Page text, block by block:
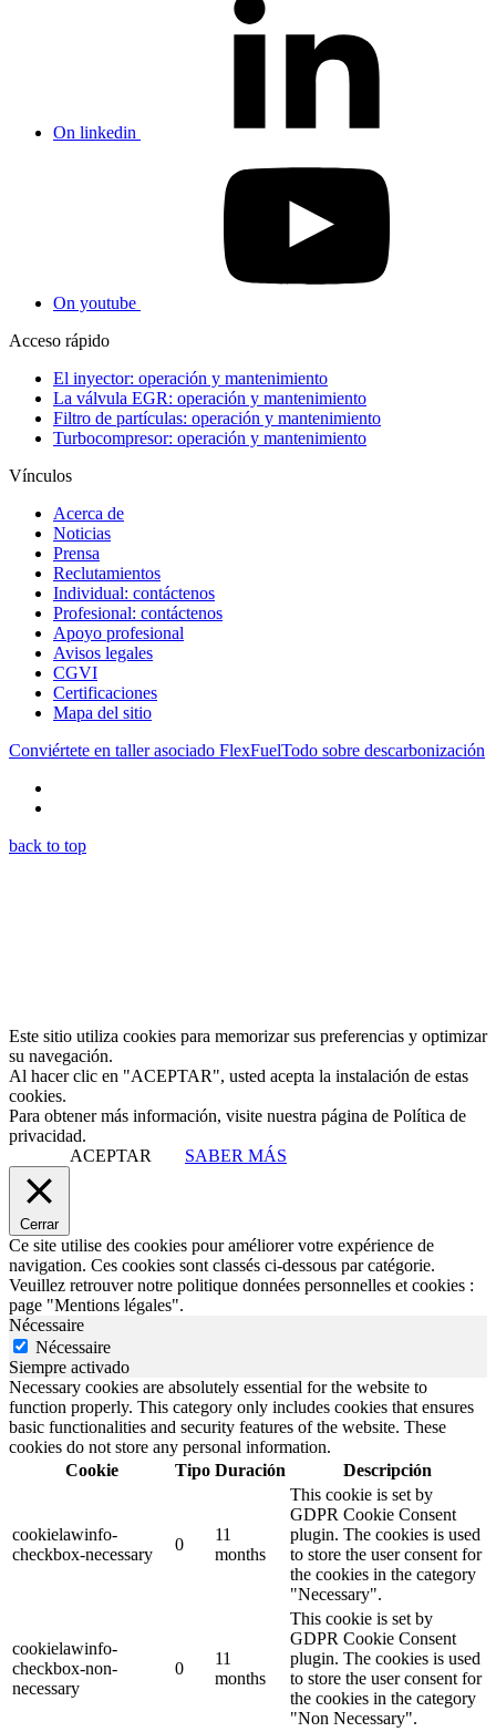
On linkedin
On youtube
Acceso rápido
El inyector: operación y mantenimiento
La válvula EGR: operación y mantenimiento
Filtro de partículas: operación y mantenimiento
Turbocompresor: operación y mantenimiento
Vínculos
Acerca de
Noticias
Prensa
Reclutamientos
Individual: contáctenos
Profesional: contáctenos
Apoyo profesional
Avisos legales
CGVI
Certificaciones
Mapa del sitio
Conviértete en taller asociado FlexFuelTodo sobre descarbonización
back to top
Este sitio utiliza cookies para memorizar sus preferencias y optimizar
su navegación.
Al hacer clic en "ACEPTAR", usted acepta la instalación de estas
cookies.
Para obtener más información, visite nuestra página de Política de
privacidad.
ACEPTAR
SABER MÁS
Cerrar
Ce site utilise des cookies pour améliorer votre expérience de
navigation. Ces cookies sont classés ci-dessous par catégorie.
Veuillez retrouver notre politique données personnelles et cookies :
page "Mentions légales".
Nécessaire
Nécessaire
Siempre activado
Necessary cookies are absolutely essential for the website to
function properly. This category only includes cookies that ensures
basic functionalities and security features of the website. These
cookies do not store any personal information.
Cookie
Tipo Duración Descripción
cookielawinfo-
checkbox-necessary
0
11
months
This cookie is set by
GDPR Cookie Consent
plugin. The cookies is used
to store the user consent for
the cookies in the category
"Necessary".
cookielawinfo-
checkbox-non-
necessary
0
11
months
This cookie is set by
GDPR Cookie Consent
plugin. The cookies is used
to store the user consent for
the cookies in the category
"Non Necessary".